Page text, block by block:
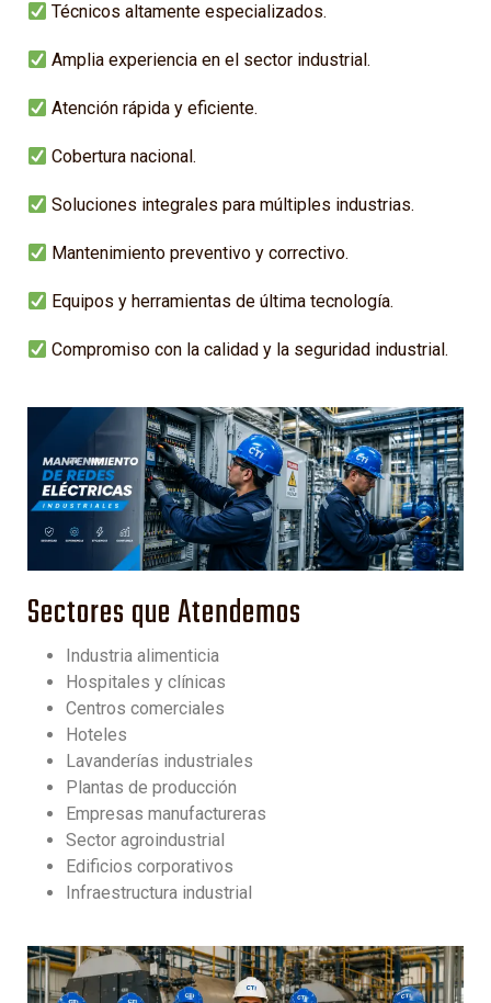
Técnicos altamente especializados.
Amplia experiencia en el sector industrial.
Atención rápida y eficiente.
Cobertura nacional.
Soluciones integrales para múltiples industrias.
Mantenimiento preventivo y correctivo.
Equipos y herramientas de última tecnología.
Compromiso con la calidad y la seguridad industrial.
Sectores que Atendemos
Industria alimenticia
Hospitales y clínicas
Centros comerciales
Hoteles
Lavanderías industriales
Plantas de producción
Empresas manufactureras
Sector agroindustrial
Edificios corporativos
Infraestructura industrial